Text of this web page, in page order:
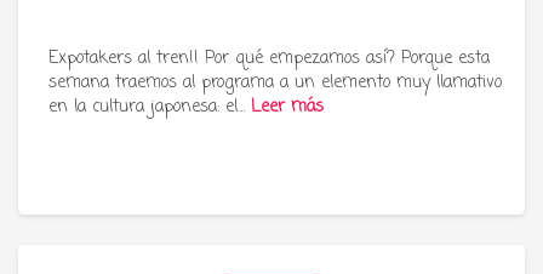
Expotakers al tren!! Por qué empezamos así? Porque esta
semana traemos al programa a un elemento muy llamativo
en la cultura japonesa: el… Leer más